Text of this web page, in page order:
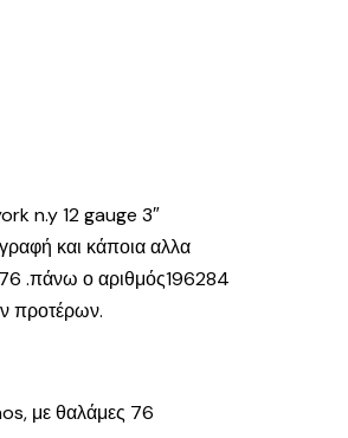
n.y 12 gauge 3″
και κάποια αλλα
76 .πάνω ο αριθμός196284
προτέρων.
με θαλάμες 76